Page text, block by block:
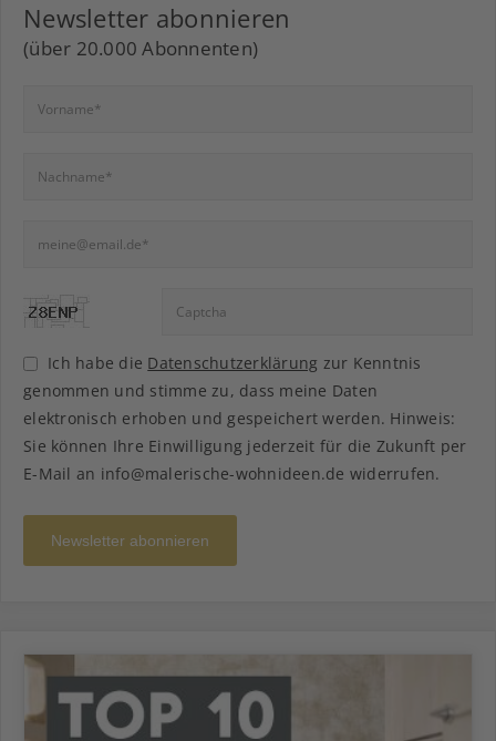
Newsletter abonnieren
(über 20.000 Abonnenten)
Ich habe die Datenschutzerklärung zur Kenntnis
genommen und stimme zu, dass meine Daten
elektronisch erhoben und gespeichert werden. Hinweis:
Sie können Ihre Einwilligung jederzeit für die Zukunft per
E-Mail an info@malerische-wohnideen.de widerrufen.